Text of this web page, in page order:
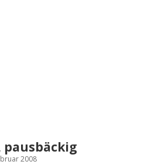
pausbäckig
2008